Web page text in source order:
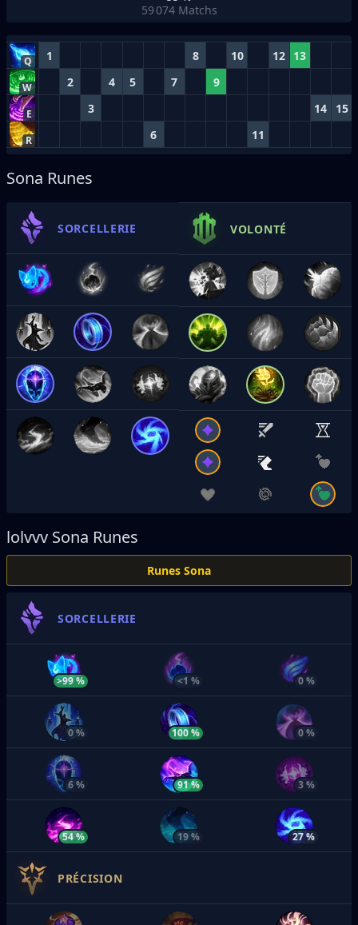
59 074 Matchs
Q 1 8 10 12 13
W 2 4 5 7 9
E 3 14 15
R 6 11
Sona Runes
SORCELLERIE VOLONTÉ
lolvvv Sona Runes
Runes Sona
SORCELLERIE
>99 % <1 % 0 %
0 % 100 % 0 %
6 % 91 % 3 %
54 % 19 % 27 %
PRÉCISION